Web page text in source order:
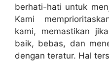
berhati-hati untuk
Kami
kami, memastikan
baik, bebas, dan
dengan teratur. Hal